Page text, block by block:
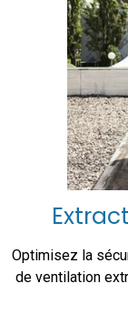
Optimisez la
de ventilation